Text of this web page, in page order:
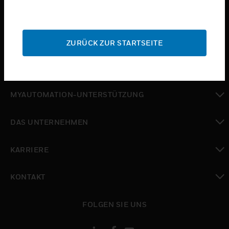
toggle view
toggle view
MYAUTOMATION-UNTERSTÜTZUNG
DAS UNTERNEHMEN
KARRIERE
KONTAKT
FOLGEN SIE UNS
ZURÜCK ZUR STARTSEITE